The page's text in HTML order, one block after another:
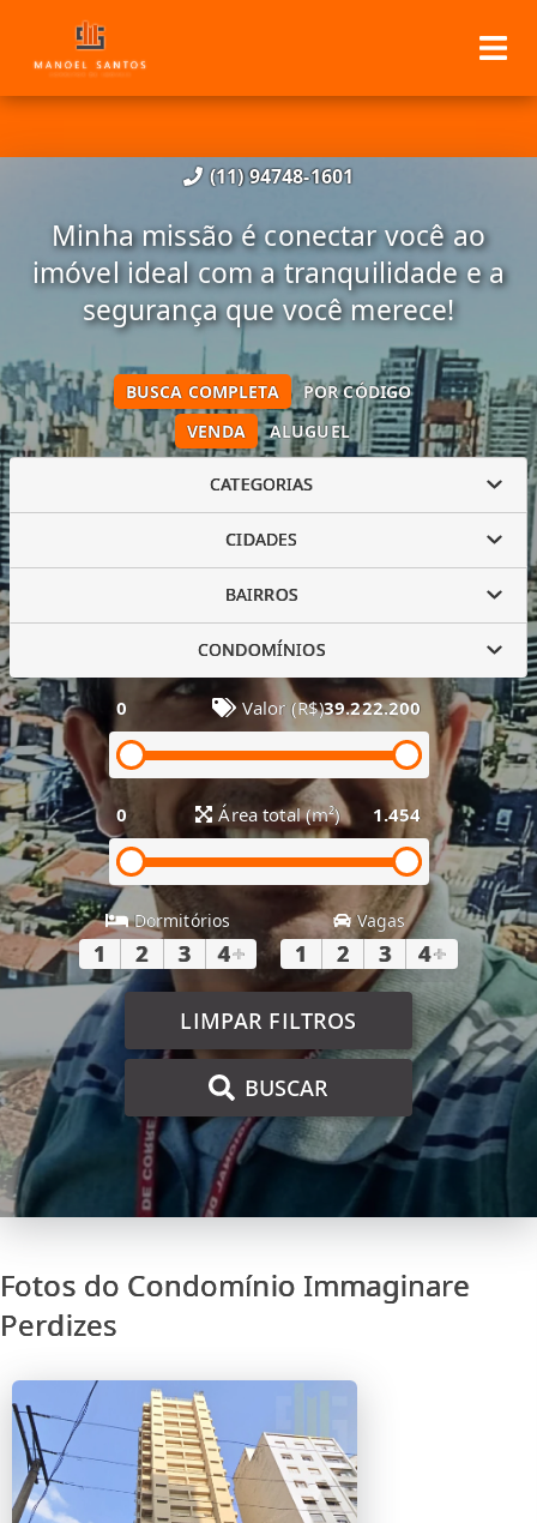
(11) 94748-1601
Minha missão é conectar você ao
imóvel ideal com a tranquilidade e a
segurança que você merece!
VENDA ALUGUEL
BUSCA COMPLETA POR CÓDIGO
CATEGORIAS
CIDADES
BAIRROS
CONDOMÍNIOS
0 Valor (R$)39.222.200
0 Área total (m²) 1.454
Dormitórios
1 2 3 4+
Vagas
1 2 3 4+
LIMPAR FILTROS
BUSCAR
Fotos do Condomínio Immaginare
Perdizes